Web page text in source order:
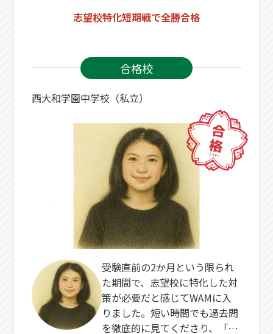
志望校特化短期戦で全勝合格
合格校
西大和学園中学校（私立）
受験直前の2か月という限られ
た期間で、志望校に特化した対
策が必要だと感じてWAMに入
りました。短い時間でも過去問
を徹底的に見てくださり、「こ